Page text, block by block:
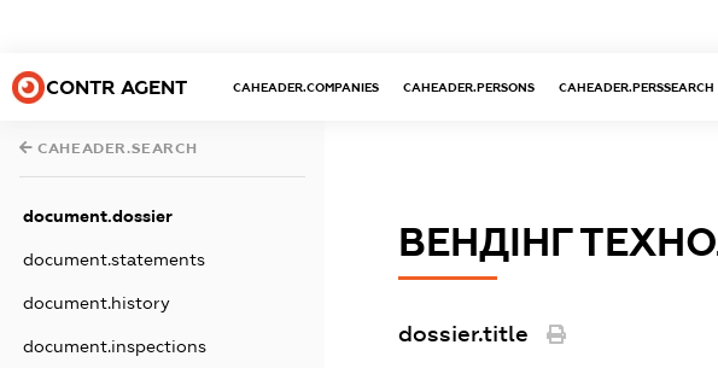
CONTR AGENT CAHEADER.COMPANIES CAHEADER.PERSONS CAHEADER.PERSSEARCH
CAHEADER.SEARCH
document.dossier
document.statements
document.history
document.inspections
ВЕНДІНГ
dossier.title